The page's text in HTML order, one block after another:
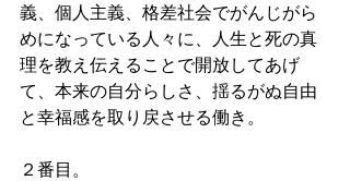
義、個人主義、格差社会でがんじがら
めになっている人々に、人生と死の真
理を教え伝えることで開放してあげ
て、本来の自分らしさ、揺るがぬ自由
と幸福感を取り戻させる働き。
２番目。